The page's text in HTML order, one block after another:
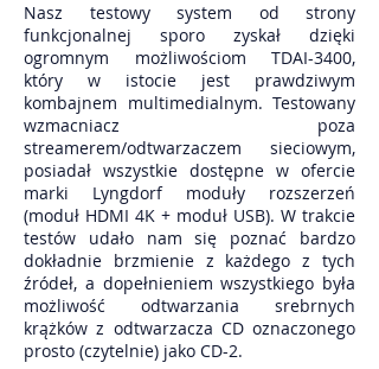
Nasz testowy system od strony
funkcjonalnej sporo zyskał dzięki
ogromnym możliwościom TDAI-3400,
który w istocie jest prawdziwym
kombajnem multimedialnym. Testowany
wzmacniacz poza
streamerem/odtwarzaczem sieciowym,
posiadał wszystkie dostępne w ofercie
marki Lyngdorf moduły rozszerzeń
(moduł HDMI 4K + moduł USB). W trakcie
testów udało nam się poznać bardzo
dokładnie brzmienie z każdego z tych
źródeł, a dopełnieniem wszystkiego była
możliwość odtwarzania srebrnych
krążków z odtwarzacza CD oznaczonego
prosto (czytelnie) jako CD-2.